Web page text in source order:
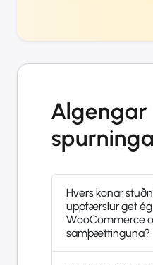
Algengar
Hvers konar
uppfærslur get
WooCommerce
samþættinguna?